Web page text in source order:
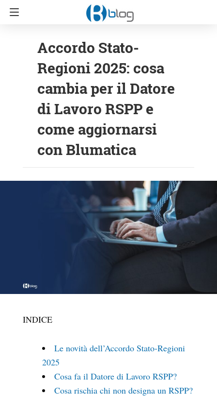
Accordo Stato-
Regioni 2025: cosa
cambia per il Datore
di Lavoro RSPP e
come aggiornarsi
con Blumatica
INDICE
Le novità dell’Accordo Stato-Regioni
2025
Cosa fa il Datore di Lavoro RSPP?
Cosa rischia chi non designa un RSPP?